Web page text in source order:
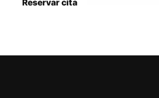
Reservar cita